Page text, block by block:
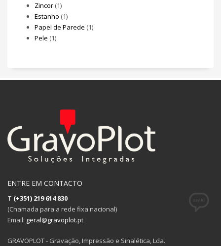
Zincor (1)
Estanho (1)
Papel de Parede (1)
Pele (1)
ENTRE EM CONTACTO
T (+351) 219 614 830
(Chamada para a rede fixa nacional)
Email: geral@gravoplot.pt
GRAVOPLOT - Gravação, Impressão e Sinalética, Lda.